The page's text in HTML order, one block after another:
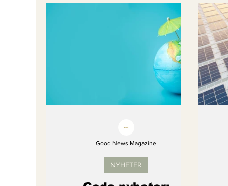
Djurens rättigheter
Kände du till....
Endast för Prenumeranter
NYHETER
Good News Magazine